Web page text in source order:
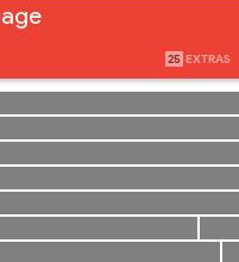
25 EXTRAS